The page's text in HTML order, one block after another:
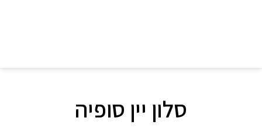
סלון יין סופיה